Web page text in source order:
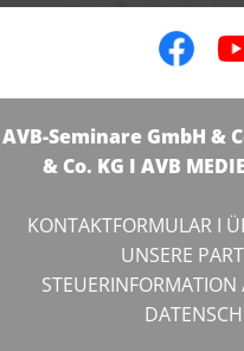
AVB-Seminare GmbH &
& Co. KG I AVB
KONTAKTFORMULARI
UNSERE